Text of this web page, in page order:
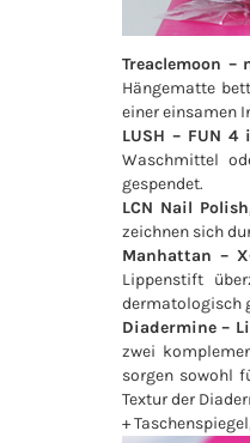
Treaclemoon
Hängematte
einer einsamen
LUSH – FUN
Waschmittel
gespendet.
LCN Nail
zeichnen sich
Manhattan –
Lippenstift
dermatologisch
Diadermine –
zwei
sorgen sowohl
Textur der
+